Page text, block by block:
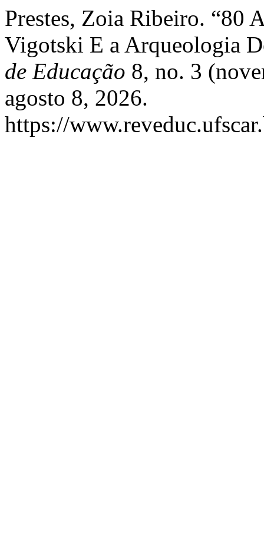
Prestes, Zoia Ribeiro. “80
Vigotski E a Arqueologia
de Educação 8, no. 3
agosto 8, 2026.
https://